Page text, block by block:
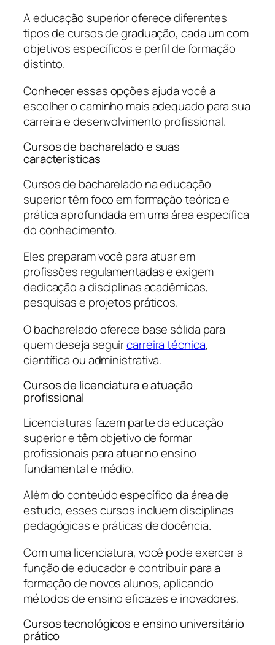
A educação superior oferece diferentes
tipos de cursos de graduação, cada um com
objetivos específicos e perfil de formação
distinto.
Conhecer essas opções ajuda você a
escolher o caminho mais adequado para sua
carreira e desenvolvimento profissional.
Cursos de bacharelado e suas
características
Cursos de bacharelado na educação
superior têm foco em formação teórica e
prática aprofundada em uma área específica
do conhecimento.
Eles preparam você para atuar em
profissões regulamentadas e exigem
dedicação a disciplinas acadêmicas,
pesquisas e projetos práticos.
O bacharelado oferece base sólida para
quem deseja seguircarreira técnica,
científica ou administrativa.
Cursos de licenciatura e atuação
profissional
Licenciaturas fazem parte da educação
superior e têm objetivo de formar
profissionais para atuar no ensino
fundamental e médio.
Além do conteúdo específico da área de
estudo, esses cursos incluem disciplinas
pedagógicas e práticas de docência.
Com uma licenciatura, você pode exercer a
função de educador e contribuir para a
formação de novos alunos, aplicando
métodos de ensino eficazes e inovadores.
Cursos tecnológicos e ensino universitário
prático